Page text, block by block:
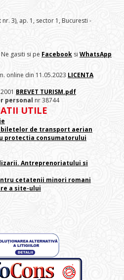
3), ap. 1, sector 1, Bucuresti -
Ne gasiti si pe Facebook si WhatsApp
online din 11.05.2023 LICENTA
BREVET TURISM.pdf
personal nr 38744
UTILE
de transport aerian
protectia consumatorului
Antreprenoriatului si
cetatenii minori romani
a site-ului